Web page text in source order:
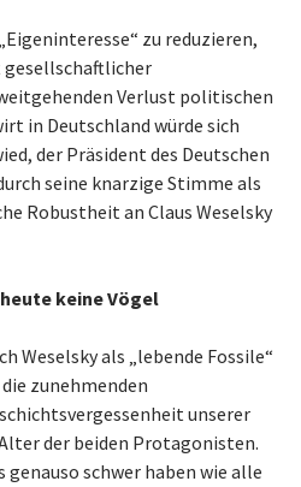
zu reduzieren,
Verlust politischen
in Deutschland würde sich
der Präsident des Deutschen
seine knarzige Stimme als
Robustheit an Claus Weselsky
keine Vögel
Weselsky als „lebende Fossile“
zunehmenden
unserer
der beiden Protagonisten.
genauso schwer haben wie alle